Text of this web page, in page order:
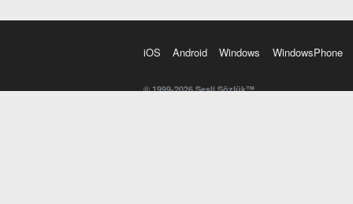
iOS Android Windows WindowsPhone
© 1999-2026 Sesli Sözlük™